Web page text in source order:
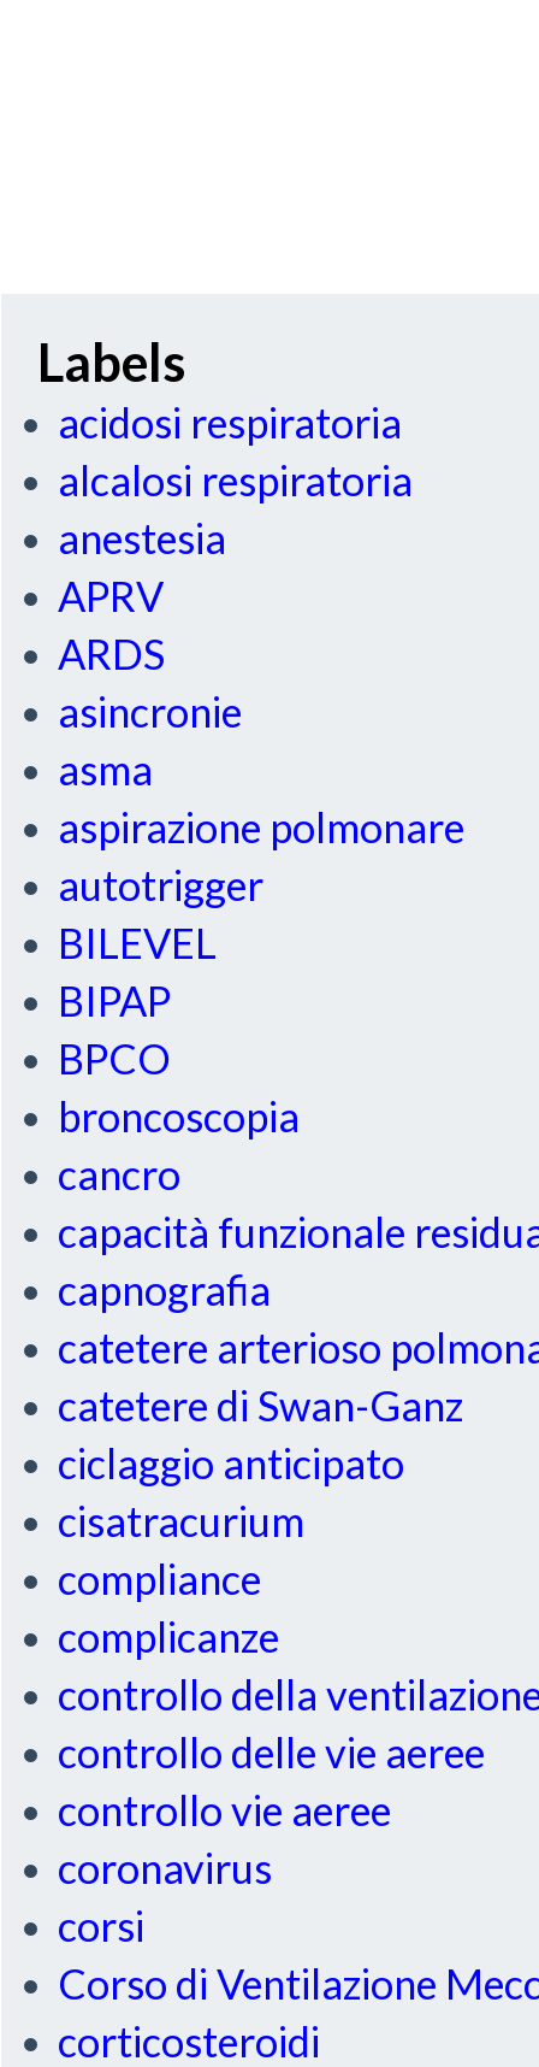
Labels
acidosi respiratoria
alcalosi respiratoria
anestesia
APRV
ARDS
asincronie
asma
aspirazione polmonare
autotrigger
BILEVEL
BIPAP
BPCO
broncoscopia
cancro
capacità funzionale
capnografia
catetere arterioso
catetere di Swan-Ganz
ciclaggio anticipato
cisatracurium
compliance
complicanze
controllo della
controllo delle vie aeree
controllo vie aeree
coronavirus
corsi
Corso di Ventilazione
corticosteroidi